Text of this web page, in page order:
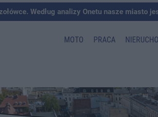
Według analizy Onetu nasze miasto
MOTO PRACA